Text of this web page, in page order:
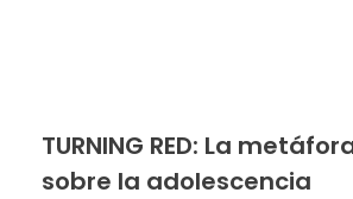
TURNING RED: La
sobre la adolescencia